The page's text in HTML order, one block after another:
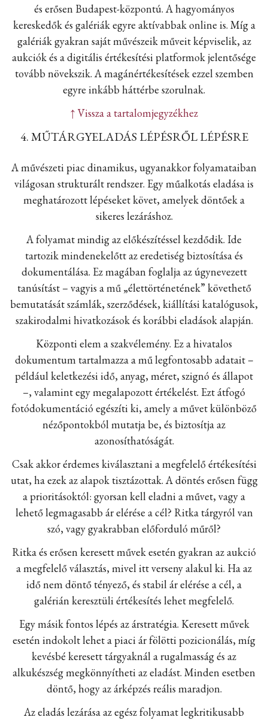
és erősen Budapest-központú. A hagyományos
kereskedők és galériák egyre aktívabbak online is. Míg a
galériák gyakran saját művészeik műveit képviselik, az
aukciók és a digitális értékesítési platformok jelentősége
tovább növekszik. A magánértékesítések ezzel szemben
egyre inkább háttérbe szorulnak.
↑ Vissza a tartalomjegyzékhez
4. MŰTÁRGYELADÁS LÉPÉSRŐL LÉPÉSRE
A művészeti piac dinamikus, ugyanakkor folyamataiban
világosan strukturált rendszer. Egy műalkotás eladása is
meghatározott lépéseket követ, amelyek döntőek a
sikeres lezáráshoz.
A folyamat mindig az előkészítéssel kezdődik. Ide
tartozik mindenekelőtt az eredetiség biztosítása és
dokumentálása. Ez magában foglalja az úgynevezett
tanúsítást – vagyis a mű „élettörténetének” követhető
bemutatását számlák, szerződések, kiállítási katalógusok,
szakirodalmi hivatkozások és korábbi eladások alapján.
Központi elem a szakvélemény. Ez a hivatalos
dokumentum tartalmazza a mű legfontosabb adatait –
például keletkezési idő, anyag, méret, szignó és állapot
–, valamint egy megalapozott értékelést. Ezt átfogó
fotódokumentáció egészíti ki, amely a művet különböző
nézőpontokból mutatja be, és biztosítja az
azonosíthatóságát.
Csak akkor érdemes kiválasztani a megfelelő értékesítési
utat, ha ezek az alapok tisztázottak. A döntés erősen függ
a prioritásoktól: gyorsan kell eladni a művet, vagy a
lehető legmagasabb ár elérése a cél? Ritka tárgyról van
szó, vagy gyakrabban előforduló műről?
Ritka és erősen keresett művek esetén gyakran az aukció
a megfelelő választás, mivel itt verseny alakul ki. Ha az
idő nem döntő tényező, és stabil ár elérése a cél, a
galérián keresztüli értékesítés lehet megfelelő.
Egy másik fontos lépés az árstratégia. Keresett művek
esetén indokolt lehet a piaci ár fölötti pozicionálás, míg
kevésbé keresett tárgyaknál a rugalmasság és az
alkukészség megkönnyítheti az eladást. Minden esetben
döntő, hogy az árképzés reális maradjon.
Az eladás lezárása az egész folyamat legkritikusabb